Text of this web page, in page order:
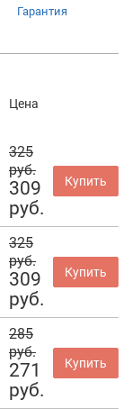
Гарантия
Цена
325
руб.
309
руб.
Купить
325
руб.
309
руб.
Купить
285
руб.
271
руб.
Купить